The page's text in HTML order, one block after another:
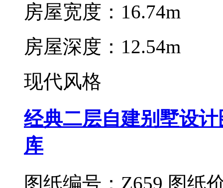
房屋宽度：16.74m
房屋深度：12.54m
现代风格
经典二层自建别墅设
库
图纸编号：Z659 图纸